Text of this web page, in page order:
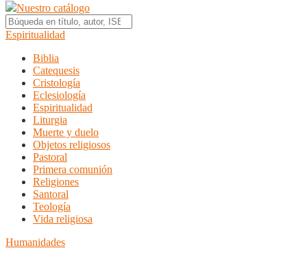
Nuestro catálogo
Espiritualidad
Biblia
Catequesis
Cristología
Eclesiología
Espiritualidad
Liturgia
Muerte y duelo
Objetos religiosos
Pastoral
Primera comunión
Religiones
Santoral
Teología
Vida religiosa
Humanidades